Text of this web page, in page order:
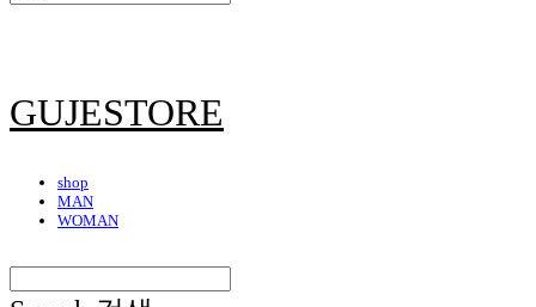
GUJESTORE
shop
MAN
WOMAN